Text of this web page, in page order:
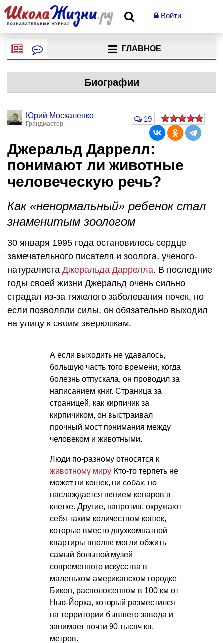
Войти
ГЛАВНОЕ
Биографии
Юрий Москаленко
Грандмастер
19
Джеральд Даррелл:
понимают ли животные
человеческую речь?
Как «ненормальный» ребенок стал
знаменитым зоологом
30 января 1995 года остановилось сердце
замечательного писателя и зоолога, ученого-
натуралиста Джеральда Даррелла. В последние
годы своей жизни Джеральд очень сильно
страдал из-за тяжелого заболевания почек, но
если позволяли силы, он обязательно выходил
на улицу к своим зверюшкам.
А если выходить не удавалось,
большую часть того времени, когда
болезнь отпускала, он проводил за
написанием книг. Страница за
страницей, как кирпичик за
кирпичиком, он выстраивал
прочный мост понимания между
человеком и животными.
Люди по-разному относятся к
животному миру. Кто-то терпеть не
может ни кошек, ни собак, но
наслаждается пением кенаров в
клетке. Другие, напротив, окружают
себя таким количеством кошек,
которые вместо двухкомнатной
квартиры вполне могли обжить
самый большой музей
современного искусства в
маленьком американском городке
Бикон, расположенном в 100 км от
Нью-Йорка, который разместился
на территории бывшего завода и
занимает почти 90 тысяч кв.
метров.